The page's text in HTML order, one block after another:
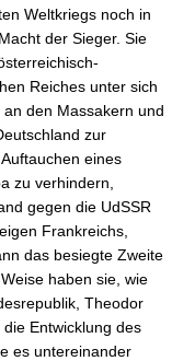
Weltkriegs noch in
der Sieger. Sie
Reiches unter sich
den Massakern und
zur
eines
zu verhindern,
gegen die UdSSR
Frankreichs,
das besiegte Zweite
haben sie, wie
Theodor
Entwicklung des
es untereinander